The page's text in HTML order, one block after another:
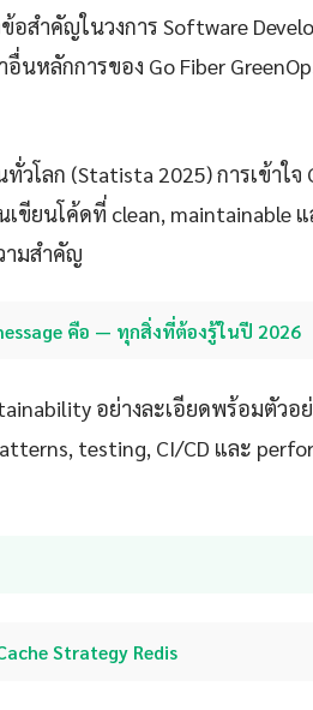
อสำคัญในวงการ Software
นหลักการของ Go Fiber
ลก (Statista 2025) การเข้าใจ
ยนโค้ดที่ clean, maintainable
ามสำคัญ
คือ — ทุกสิ่งที่ต้องรู้ในปี 2026
อย่างละเอียดพร้อมตัวอย่
testing, CI/CD และ
Strategy Redis